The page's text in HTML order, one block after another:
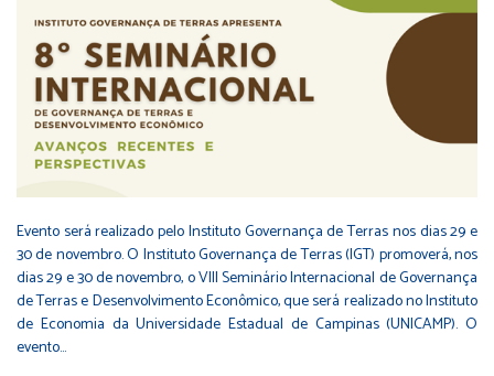
Evento será realizado pelo Instituto Governança de Terras nos dias 29 e
30 de novembro. O Instituto Governança de Terras (IGT) promoverá, nos
dias 29 e 30 de novembro, o VIII Seminário Internacional de Governança
de Terras e Desenvolvimento Econômico, que será realizado no Instituto
de Economia da Universidade Estadual de Campinas (UNICAMP). O
evento…